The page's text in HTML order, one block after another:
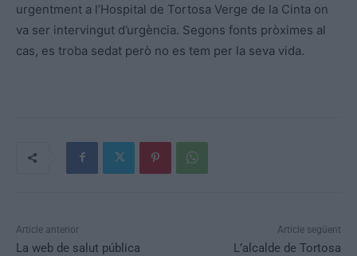
urgentment a l’Hospital de Tortosa Verge de la Cinta on
va ser intervingut d’urgència. Segons fonts pròximes al
cas, es troba sedat però no es tem per la seva vida.
Article anterior
La web de salut pública
Article següent
L’alcalde de Tortosa